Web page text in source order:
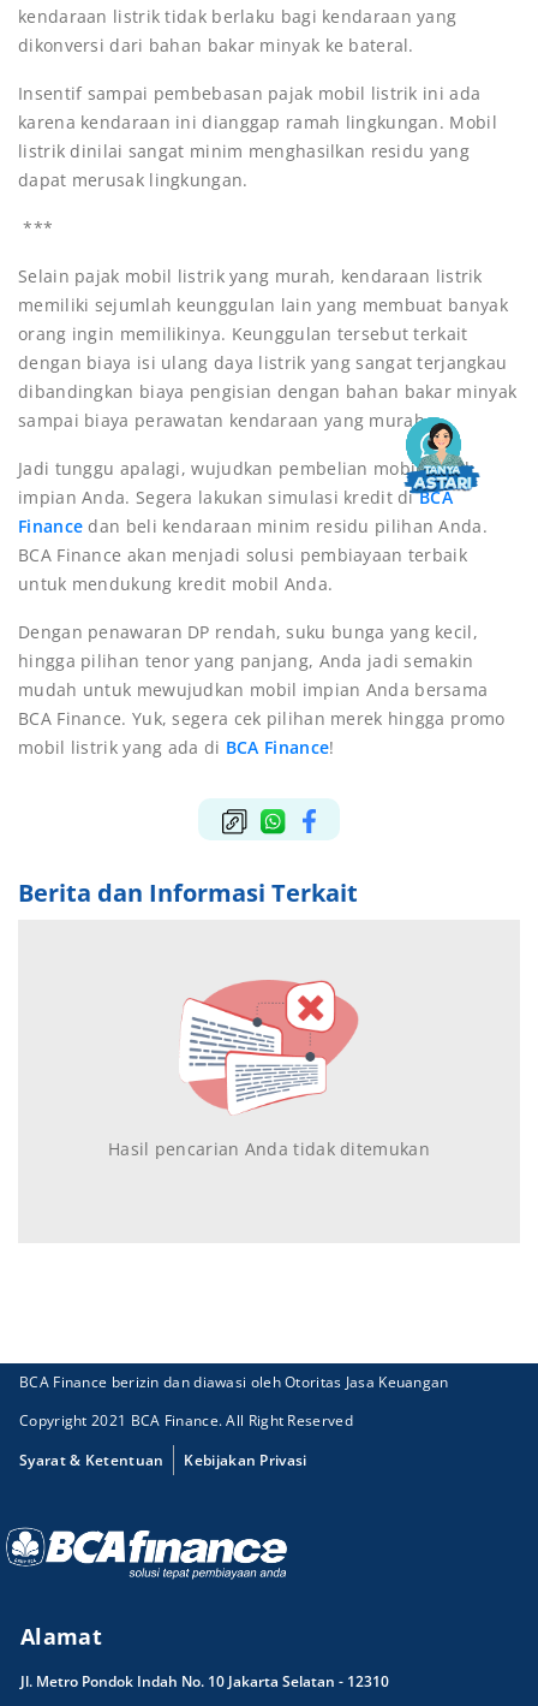
kendaraan listrik tidak berlaku bagi kendaraan yang
dikonversi dari bahan bakar minyak ke bateral.
Insentif sampai pembebasan pajak mobil listrik ini ada
karena kendaraan ini dianggap ramah lingkungan. Mobil
listrik dinilai sangat minim menghasilkan residu yang
dapat merusak lingkungan.
***
Selain pajak mobil listrik yang murah, kendaraan listrik
memiliki sejumlah keunggulan lain yang membuat banyak
orang ingin memilikinya. Keunggulan tersebut terkait
dengan biaya isi ulang daya listrik yang sangat terjangkau
dibandingkan biaya pengisian dengan bahan bakar minyak
sampai biaya perawatan kendaraan yang murah.
Jadi tunggu apalagi, wujudkan pembelian mobil listrik
impian Anda. Segera lakukan simulasi kredit diBCA
Finance dan beli kendaraan minim residu pilihan Anda.
BCA Finance akan menjadi solusi pembiayaan terbaik
untuk mendukung kredit mobil Anda.
Dengan penawaran DP rendah, suku bunga yang kecil,
hingga pilihan tenor yang panjang, Anda jadi semakin
mudah untuk mewujudkan mobil impian Anda bersama
BCA Finance. Yuk, segera cek pilihan merek hingga promo
mobil listrik yang ada di BCA Finance!
Berita dan Informasi Terkait
Hasil pencarian Anda tidak ditemukan
BCA Finance berizin dan diawasi oleh Otoritas Jasa Keuangan
Copyright 2021 BCA Finance. All Right Reserved
Syarat & Ketentuan
Kebijakan Privasi
Alamat
Jl. Metro Pondok Indah No. 10 Jakarta Selatan - 12310